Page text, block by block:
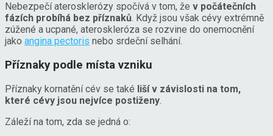
Nebezpečí aterosklerózy spočívá v tom, že v počátečních
fázích probíhá bez příznaků. Když jsou však cévy extrémně
zúžené a ucpané, ateroskleróza se rozvine do onemocnění
jako angina pectoris nebo srdeční selhání.
Příznaky podle místa vzniku
Příznaky kornatění cév se také liší v závislosti na tom,
které cévy jsou nejvíce postiženy
Záleží na tom, zda se jedná o: